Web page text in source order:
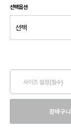
선택옵션
사이즈 설정(필수)
장바구니